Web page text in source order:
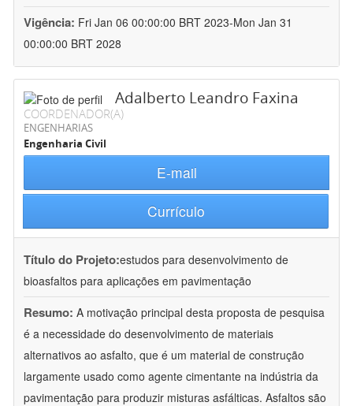
Vigência: Fri Jan 06 00:00:00 BRT 2023-Mon Jan 31
00:00:00 BRT 2028
Adalberto Leandro Faxina
COORDENADOR(A)
ENGENHARIAS
Engenharia Civil
E-mail
Currículo
Título do Projeto:estudos para desenvolvimento de
bioasfaltos para aplicações em pavimentação
Resumo: A motivação principal desta proposta de pesquisa
é a necessidade do desenvolvimento de materiais
alternativos ao asfalto, que é um material de construção
largamente usado como agente cimentante na indústria da
pavimentação para produzir misturas asfálticas. Asfaltos são